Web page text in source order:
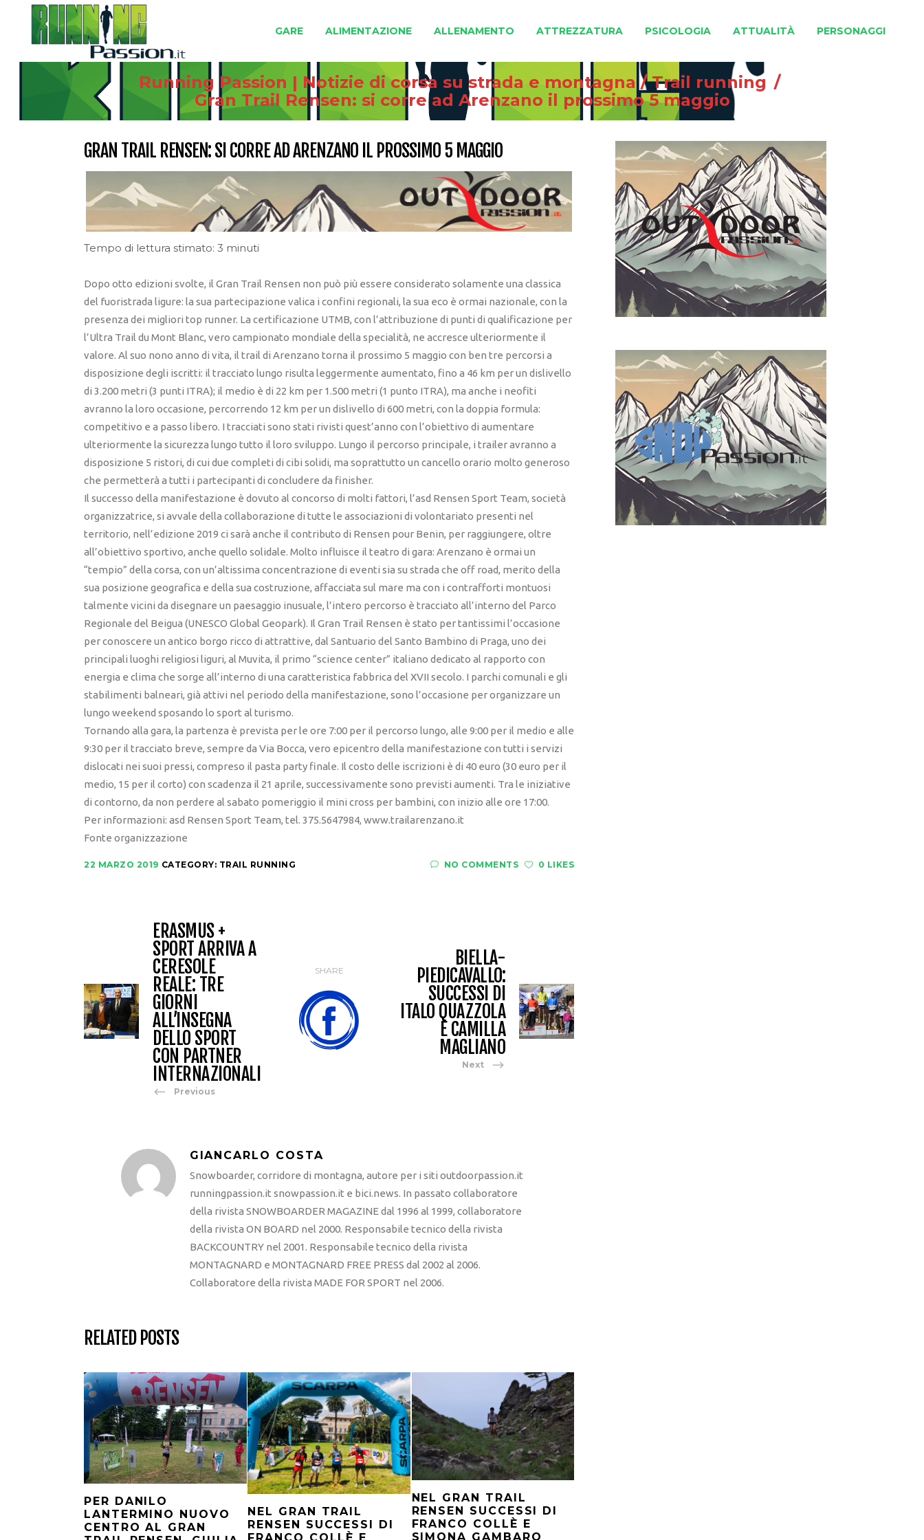
GARE ALIMENTAZIONE ALLENAMENTO ATTREZZATURA PSICOLOGIA ATTUALITÀ PERSONAGGI
Running Passion | Notizie di corsa su strada e montagna /Trail running /
Gran Trail Rensen: si corre ad Arenzano il prossimo 5 maggio
GRAN TRAIL RENSEN: SI CORRE AD ARENZANO IL PROSSIMO 5 MAGGIO
Tempo di lettura stimato: 3 minuti
Dopo otto edizioni svolte, il Gran Trail Rensen non può più essere considerato solamente una classica
del fuoristrada ligure: la sua partecipazione valica i confini regionali, la sua eco è ormai nazionale, con la
presenza dei migliori top runner. La certificazione UTMB, con l’attribuzione di punti di qualificazione per
l’Ultra Trail du Mont Blanc, vero campionato mondiale della specialità, ne accresce ulteriormente il
valore. Al suo nono anno di vita, il trail di Arenzano torna il prossimo 5 maggio con ben tre percorsi a
disposizione degli iscritti: il tracciato lungo risulta leggermente aumentato, fino a 46 km per un dislivello
di 3.200 metri (3 punti ITRA); il medio è di 22 km per 1.500 metri (1 punto ITRA), ma anche i neofiti
avranno la loro occasione, percorrendo 12 km per un dislivello di 600 metri, con la doppia formula:
competitivo e a passo libero. I tracciati sono stati rivisti quest’anno con l’obiettivo di aumentare
ulteriormente la sicurezza lungo tutto il loro sviluppo. Lungo il percorso principale, i trailer avranno a
disposizione 5 ristori, di cui due completi di cibi solidi, ma soprattutto un cancello orario molto generoso
che permetterà a tutti i partecipanti di concludere da finisher.
Il successo della manifestazione è dovuto al concorso di molti fattori, l’asd Rensen Sport Team, società
organizzatrice, si avvale della collaborazione di tutte le associazioni di volontariato presenti nel
territorio, nell’edizione 2019 ci sarà anche il contributo di Rensen pour Benin, per raggiungere, oltre
all’obiettivo sportivo, anche quello solidale. Molto influisce il teatro di gara: Arenzano è ormai un
“tempio” della corsa, con un’altissima concentrazione di eventi sia su strada che off road, merito della
sua posizione geografica e della sua costruzione, affacciata sul mare ma con i contrafforti montuosi
talmente vicini da disegnare un paesaggio inusuale, l’intero percorso è tracciato all’interno del Parco
Regionale del Beigua (UNESCO Global Geopark). Il Gran Trail Rensen è stato per tantissimi l’occasione
per conoscere un antico borgo ricco di attrattive, dal Santuario del Santo Bambino di Praga, uno dei
principali luoghi religiosi liguri, al Muvita, il primo “science center” italiano dedicato al rapporto con
energia e clima che sorge all’interno di una caratteristica fabbrica del XVII secolo. I parchi comunali e gli
stabilimenti balneari, già attivi nel periodo della manifestazione, sono l’occasione per organizzare un
lungo weekend sposando lo sport al turismo.
Tornando alla gara, la partenza è prevista per le ore 7:00 per il percorso lungo, alle 9:00 per il medio e alle
9:30 per il tracciato breve, sempre da Via Bocca, vero epicentro della manifestazione con tutti i servizi
dislocati nei suoi pressi, compreso il pasta party finale. Il costo delle iscrizioni è di 40 euro (30 euro per il
medio, 15 per il corto) con scadenza il 21 aprile, successivamente sono previsti aumenti. Tra le iniziative
di contorno, da non perdere al sabato pomeriggio il mini cross per bambini, con inizio alle ore 17:00.
Per informazioni: asd Rensen Sport Team, tel. 375.5647984, www.trailarenzano.it
Fonte organizzazione
22 MARZO 2019 CATEGORY: TRAIL RUNNING NO COMMENTS 0 LIKES
ERASMUS +
SPORT ARRIVA A
CERESOLE
REALE: TRE
GIORNI
ALL’INSEGNA
DELLO SPORT
CON PARTNER
INTERNAZIONALI
Previous
SHARE
BIELLA-
PIEDICAVALLO:
SUCCESSI DI
ITALO QUAZZOLA
E CAMILLA
MAGLIANO
Next
GIANCARLO COSTA
Snowboarder, corridore di montagna, autore per i siti outdoorpassion.it
runningpassion.it snowpassion.it e bici.news. In passato collaboratore
della rivista SNOWBOARDER MAGAZINE dal 1996 al 1999, collaboratore
della rivista ON BOARD nel 2000. Responsabile tecnico della rivista
BACKCOUNTRY nel 2001. Responsabile tecnico della rivista
MONTAGNARD e MONTAGNARD FREE PRESS dal 2002 al 2006.
Collaboratore della rivista MADE FOR SPORT nel 2006.
RELATED POSTS
PER DANILO
LANTERMINO NUOVO
CENTRO AL GRAN
NEL GRAN TRAIL
RENSEN SUCCESSI DI
NEL GRAN TRAIL
RENSEN SUCCESSI DI
FRANCO COLLÈ E
SIMONA GAMBARO